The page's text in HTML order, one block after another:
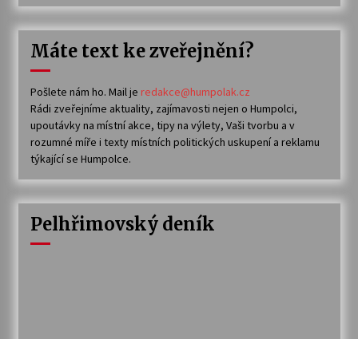
Máte text ke zveřejnění?
Pošlete nám ho. Mail je redakce@humpolak.cz
Rádi zveřejníme aktuality, zajímavosti nejen o Humpolci,
upoutávky na místní akce, tipy na výlety, Vaši tvorbu a v
rozumné míře i texty místních politických uskupení a reklamu
týkající se Humpolce.
Pelhřimovský deník